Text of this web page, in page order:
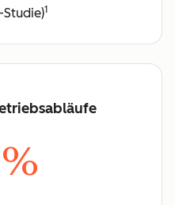
1